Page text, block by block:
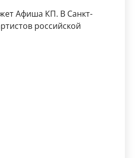
Афиша КП. В Санкт-
российской